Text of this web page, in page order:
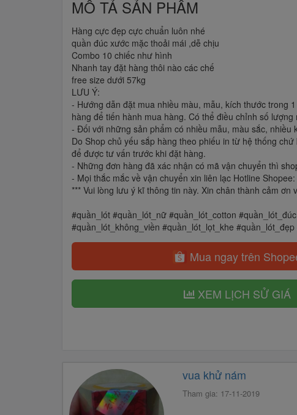
MÔ TẢ SẢN PHẨM
Hàng cực đẹp cực chuẩn luôn nhé
quần đúc xước mặc thoải mái ,dễ chịu
Combo 10 chiếc như hình
Nhanh tay đặt hàng thôi nào các chế
free size dưới 57kg
LƯU Ý:
- Hướng dẫn đặt mua nhiều màu, mẫu, kích thước trong
hàng để tiến hành mua hàng. Có thể điều chỉnh số
- Đối với những sản phẩm có nhiều mẫu, màu sắc,
Do Shop chủ yếu sắp hàng theo phiếu in từ hệ thống
để được tư vấn trước khi đặt hàng.
- Những đơn hàng đã xác nhận có mã vận chuyển thì
- Mọi thắc mắc về vận chuyển xin liên lạc Hotline Shopee:
*** Vui lòng lưu ý kĩ thông tin này. Xin chân thành cảm ơn
#quần_lót #quần_lót_nữ #quần_lót_cotton
#quần_lót_không_viền #quần_lót_lọt_khe
Mua ngay trên
XEM LỊCH SỬ GIÁ
vua khử nám
Tham gia: 17-11-2019